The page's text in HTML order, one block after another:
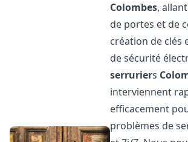
Colombes,
de portes et de
création de clés
de sécurité
serruriers
interviennent
efficacement
problèmes de